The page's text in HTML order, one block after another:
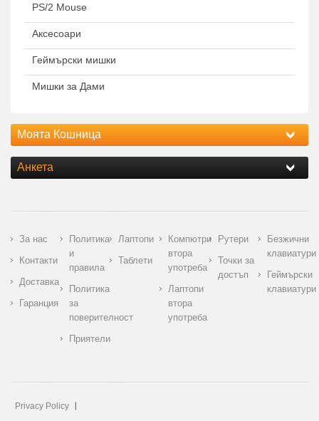
PS/2 Mouse
Аксесоари
Геймърски мишки
Мишки за Дами
Моята Кошница
Анкета
За нас
Контакти
Доставка
Гаранция
Политика
и
правила
Политика
за
поверителност
Приятели
Лаптопи
Таблети
Компютри
втора
употреба
Лаптопи
втора
употреба
Рутери
Точки за
достъп
Безжични
клавиатури
Геймърски
клавиатури
Privacy Policy